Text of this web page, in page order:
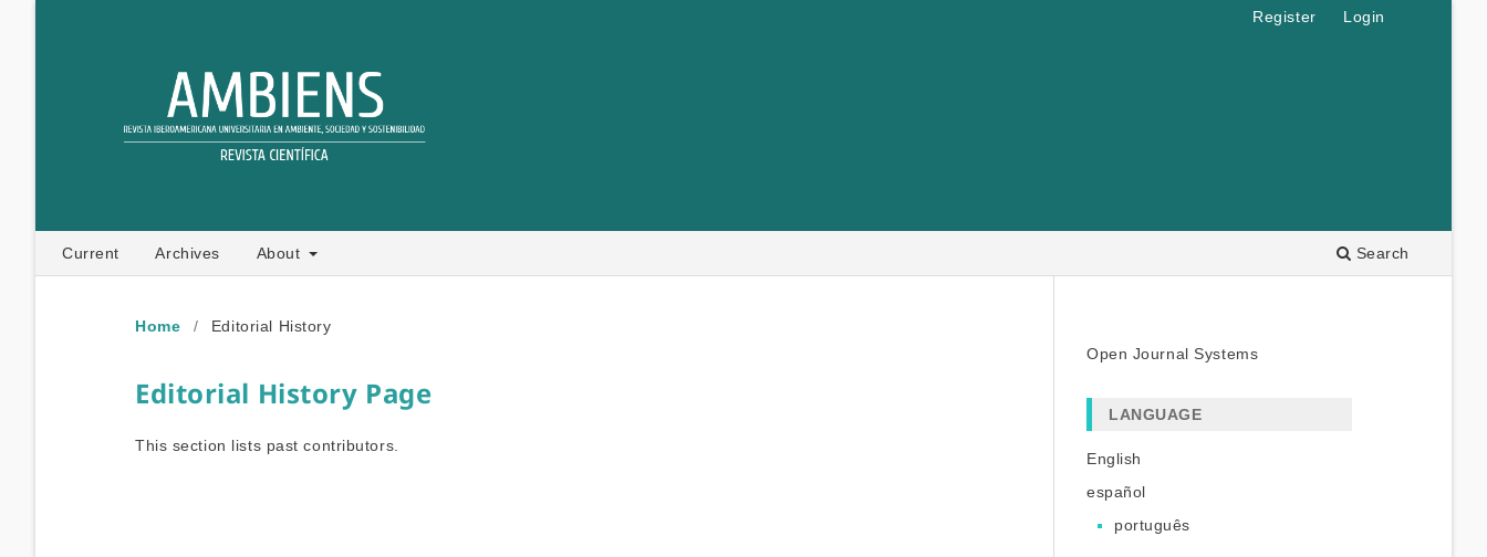
Current Archives About Search
Register Login
Home / Editorial History
Editorial History Page
This section lists past contributors.
Open Journal Systems
LANGUAGE
English
español
português